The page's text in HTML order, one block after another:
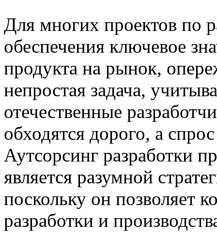
Для многих проектов по
обеспечения ключевое
продукта на рынок,
непростая задача,
отечественные
обходятся дорого, а
Аутсорсинг разработки
является разумной
поскольку он позволяет
разработки и